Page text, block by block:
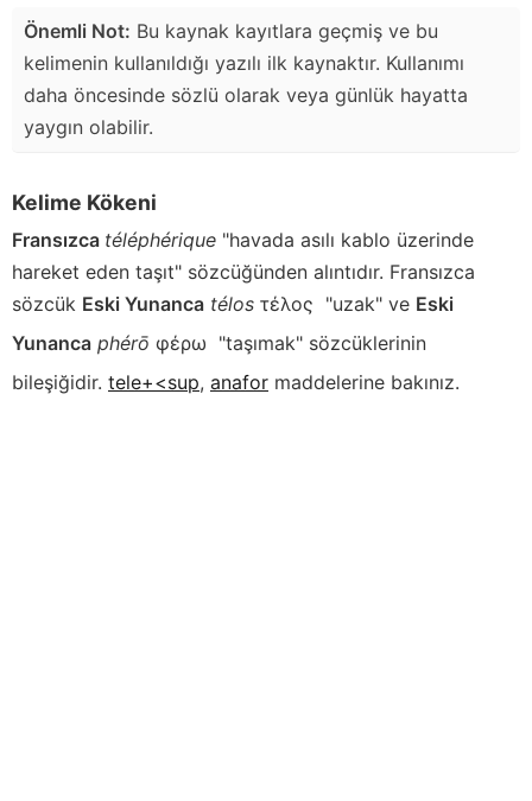
Önemli Not: Bu kaynak kayıtlara geçmiş ve bu
kelimenin kullanıldığı yazılı ilk kaynaktır. Kullanımı
daha öncesinde sözlü olarak veya günlük hayatta
yaygın olabilir.
Kelime Kökeni
Fransızca téléphérique "havada asılı kablo üzerinde
hareket eden taşıt" sözcüğünden alıntıdır. Fransızca
sözcük Eski Yunanca télos τέλος "uzak" ve Eski
Yunanca phérō φέρω "taşımak" sözcüklerinin
bileşiğidir. tele+<sup, anafor maddelerine bakınız.